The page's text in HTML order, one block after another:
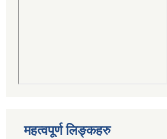
महत्वपूर्ण लिङ्कहरु